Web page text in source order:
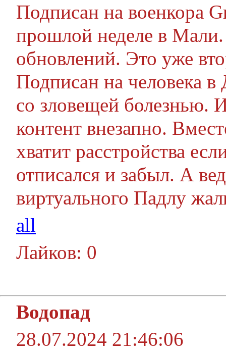
Подписан на военкора
прошлой неделе в
обновлений. Это уже
Подписан на человека
со зловещей болезнью.
контент внезапно.
хватит расстройства
отписался и забыл. А
виртуального Падлу
all
Лайков: 0
Водопад
28.07.2024 21:46:06